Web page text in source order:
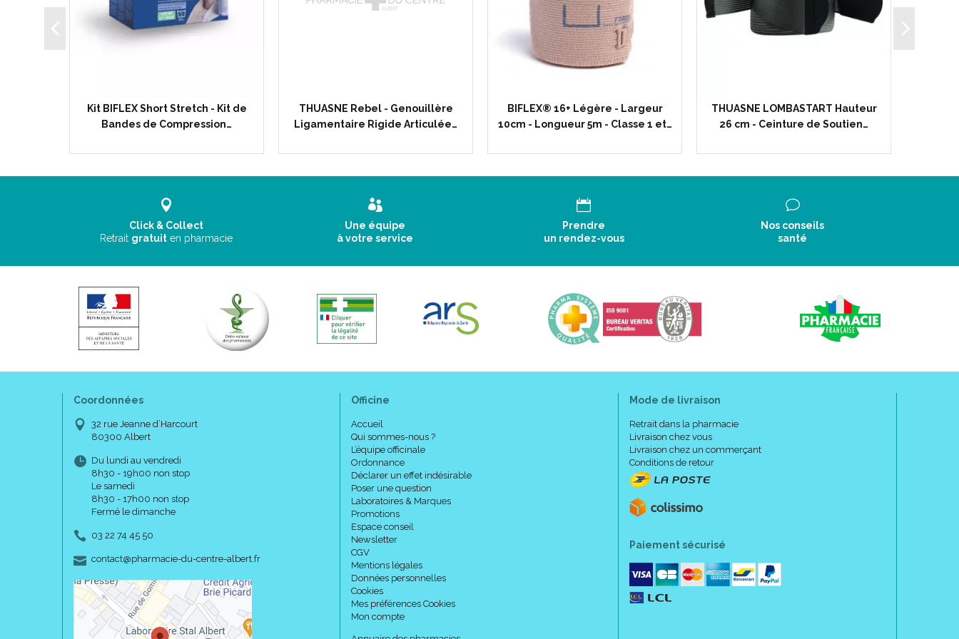
2 - Recouvrement :
Kit BIFLEX Short Stretch - Kit de
Bandes de Compression…
THUASNE Rebel - Genouillère
Ligamentaire Rigide Articulée…
BIFLEX® 16+ Légère - Largeur
10cm - Longueur 5m - Classe 1 et…
THUASNE LOMBASTART Hauteur
26 cm - Ceinture de Soutien…
Click & Collect
Retrait gratuit en pharmacie
Une équipe
à votre service
Prendre
un rendez-vous
Nos conseils
santé
Coordonnées
32 rue Jeanne d’Harcourt
80300 Albert
Du lundi au vendredi
8h30 - 19h00 non stop
Le samedi
8h30 - 17h00 non stop
Fermé le dimanche
03 22 74 45 50
contact-
@-
pharmacie-du-centre-albert.fr
Officine
Accueil
Qui sommes-nous ?
L’équipe officinale
Ordonnance
Déclarer un effet indésirable
Poser une question
Laboratoires & Marques
Promotions
Espace conseil
Newsletter
CGV
Mentions légales
Données personnelles
Cookies
Mes préférences Cookies
Mon compte
Mode de livraison
Retrait dans la pharmacie
Livraison chez vous
Livraison chez un commerçant
Conditions de retour
Paiement sécurisé